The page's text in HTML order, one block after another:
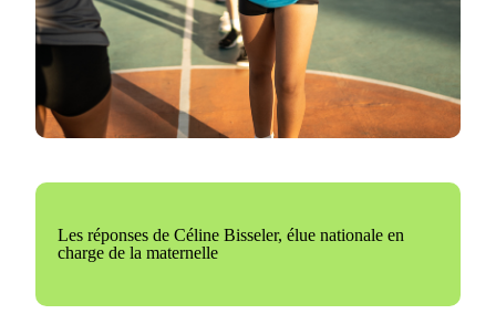
Les réponses de Céline Bisseler, élue nationale en
charge de la maternelle